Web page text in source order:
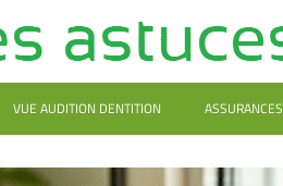
VUE AUDITION DENTITION ASSURANCES